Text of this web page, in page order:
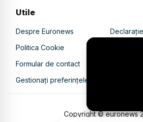
Utile
Despre Euronews
Politica Cookie
Politica
Formular de contact
Gestionați preferințele
Copyright © euronews